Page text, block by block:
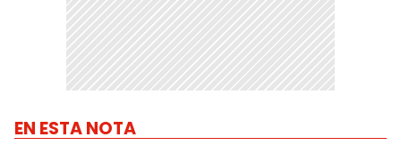
EN ESTA NOTA